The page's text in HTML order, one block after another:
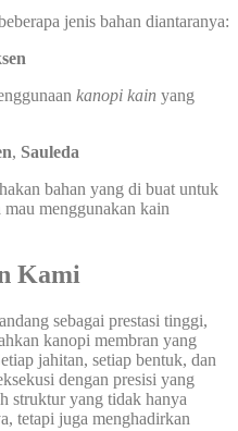
jenis bahan diantaranya:
kanopi kain yang
, Sauleda
bahan yang di buat untuk
menggunakan kain
Kami
sebagai prestasi tinggi,
kanopi membran yang
jahitan, setiap bentuk, dan
dengan presisi yang
struktur yang tidak hanya
tetapi juga menghadirkan